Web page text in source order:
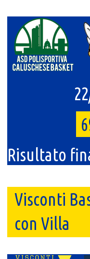
Risultato
Visconti
con Villa